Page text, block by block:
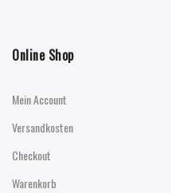
Online Shop
Mein Account
Versandkosten
Checkout
Warenkorb